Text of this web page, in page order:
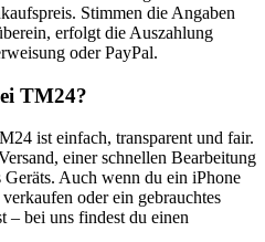
Stimmen die Angaben
erfolgt die Auszahlung
oder PayPal.
TM24?
ist einfach, transparent und fair.
einer schnellen Bearbeitung
Auch wenn du ein iPhone
oder ein gebrauchtes
– bei uns findest du einen